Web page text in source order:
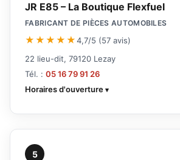
JR E85 – La Boutique Flexfuel
FABRICANT DE PIÈCES AUTOMOBILES
★★★★★4,7/5 (57 avis)
22 lieu-dit, 79120 Lezay
Tél. : 05 16 79 91 26
Horaires d'ouverture
5